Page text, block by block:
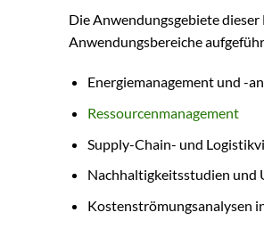
Die Anwendungsgebiete
Anwendungsbereiche
Energiemanagement und -
Ressourcenmanagement
Supply-Chain- und
Nachhaltigkeitsstudien und
Kostenströmungsanalysen